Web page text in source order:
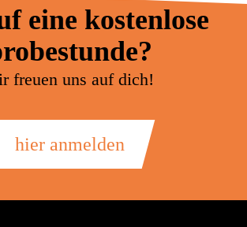
eine kostenlose
freuen uns auf dich!
hier anmelden